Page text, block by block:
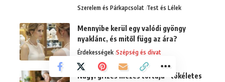
Szerelem és Párkapcsolat Test és Lélek
Mennyibe kerül egy valódi gyöngy
nyaklánc, és mitől függ az ára?
Érdekességek Szépség és divat
Nagyi grízes mézes tortája – tökéletes